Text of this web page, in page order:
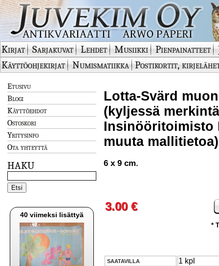
Kirjat Sarjakuvat Lehdet Musiikki Pienpainatteet
Käyttöohjekirjat
Numismatiikka Postikortit,
Etusivu
Blogi
Käyttöehdot
Ostoskori
Yritysinfo
Ota yhteyttä
HAKU
40 viimeksi lisättyä
Lotta-Svärd
(kyljessä
Insinööritoimisto
muuta
6 x 9 cm.
3.00 €
*
SAATAVILLA 1 kpl